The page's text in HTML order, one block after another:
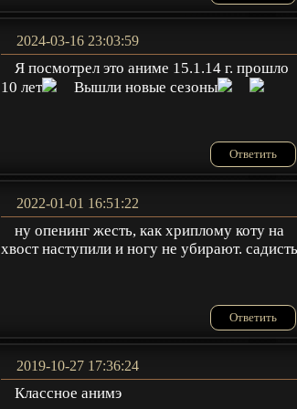
2024-03-16 23:03:59
Я посмотрел это аниме 15.1.14 г. прошло
10 лет
Вышли новые сезоны
Ответить
2022-01-01 16:51:22
ну опенинг жесть, как хриплому коту на
хвост наступили и ногу не убирают.
Ответить
2019-10-27 17:36:24
Классное анимэ